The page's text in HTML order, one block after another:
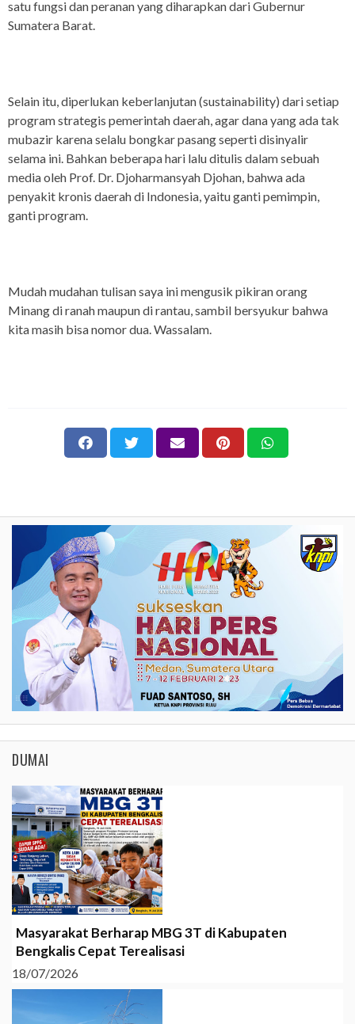
satu fungsi dan peranan yang diharapkan dari Gubernur
Sumatera Barat.
Selain itu, diperlukan keberlanjutan (sustainability) dari setiap
program strategis pemerintah daerah, agar dana yang ada tak
mubazir karena selalu bongkar pasang seperti disinyalir
selama ini. Bahkan beberapa hari lalu ditulis dalam sebuah
media oleh Prof. Dr. Djoharmansyah Djohan, bahwa ada
penyakit kronis daerah di Indonesia, yaitu ganti pemimpin,
ganti program.
Mudah mudahan tulisan saya ini mengusik pikiran orang
Minang di ranah maupun di rantau, sambil bersyukur bahwa
kita masih bisa nomor dua. Wassalam.
DUMAI
Masyarakat Berharap MBG 3T di Kabupaten
Bengkalis Cepat Terealisasi
18/07/2026